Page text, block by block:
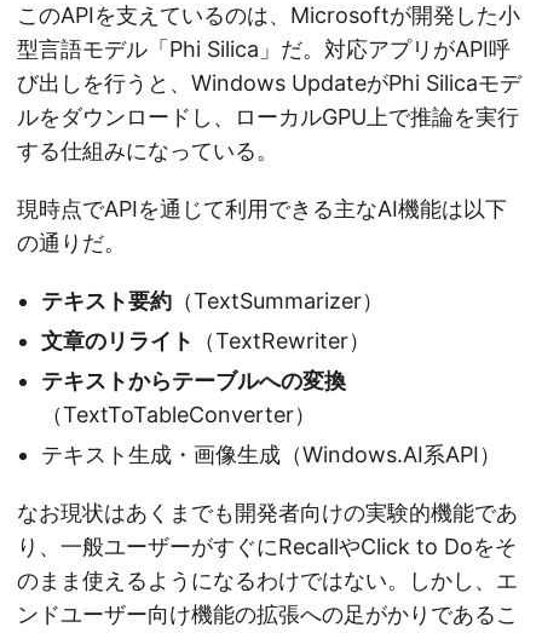
このAPIを支えているのは、Microsoftが開発した小
型言語モデル「Phi Silica」だ。対応アプリがAPI呼
び出しを行うと、Windows UpdateがPhi Silicaモデ
ルをダウンロードし、ローカルGPU上で推論を実行
する仕組みになっている。
現時点でAPIを通じて利用できる主なAI機能は以下
の通りだ。
テキスト要約 （TextSummarizer）
文章のリライト
（TextRewriter）
テキストからテーブルへの変換
（TextToTableConverter）
テキスト生成・画像生成（Windows.AI系API）
なお現状はあくまでも開発者向けの実験的機能であ
り、一般ユーザーがすぐにRecallやClick to Doをそ
のまま使えるようになるわけではない。しかし、エ
ンドユーザー向け機能の拡張への足がかりであるこ